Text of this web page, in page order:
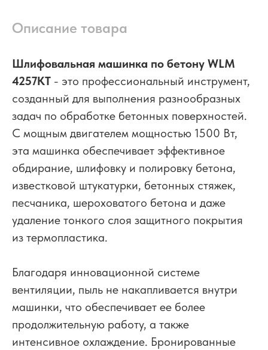
Описание товара
Шлифовальная машинка по бетону WLM
4257KT - это профессиональный инструмент,
созданный для выполнения разнообразных
задач по обработке бетонных поверхностей.
С мощным двигателем мощностью 1500 Вт,
эта машинка обеспечивает эффективное
обдирание, шлифовку и полировку бетона,
известковой штукатурки, бетонных стяжек,
песчаника, шероховатого бетона и даже
удаление тонкого слоя защитного покрытия
из термопластика.
Благодаря инновационной системе
вентиляции, пыль не накапливается внутри
машинки, что обеспечивает ее более
продолжительную работу, а также
интенсивное охлаждение. Бронированные